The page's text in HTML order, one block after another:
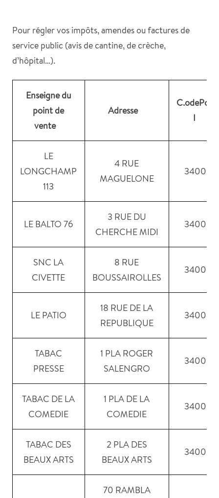
Pour régler vos impôts, amendes ou factures de
service public (avis de cantine, de crèche,
d’hôpital…).
Enseigne du
point de
vente
Adresse
I
LE
LONGCHAMP
113
4 RUE
MAGUELONE
34000
LE BALTO 76
3 RUE DU
CHERCHE MIDI
34000
SNC LA
CIVETTE
8 RUE
BOUSSAIROLLES
34000
LE PATIO
18 RUE DE LA
REPUBLIQUE
34000
TABAC
PRESSE
1 PLA ROGER
SALENGRO
34000
TABAC DE LA
COMEDIE
1 PLA DE LA
COMEDIE
34000
TABAC DES
BEAUX ARTS
2 PLA DES
BEAUX ARTS
34000
70 RAMBLA